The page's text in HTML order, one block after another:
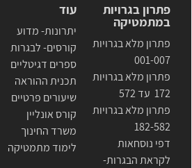
פתרון בגרויות
במתמטיקה
פתרון מלא בגרויות
001-007
פתרון מלא בגרויות
172 עד 572
פתרון מלא בגרויות
182-582
דפי נוסחאות
לקראת הבגרות-
עוד
יתרונות- מדוע
קורסים- לבגרות
ספרים דגיטליים
תכנית ההוראה
שיעורים פרטיים
קורס אונליין
משרד החינוך
לימוד מתמטיקה